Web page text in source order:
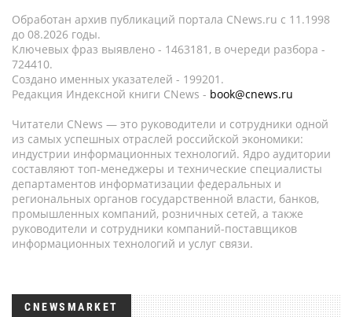
Обработан архив публикаций портала CNews.ru c 11.1998
до 08.2026 годы.
Ключевых фраз выявлено - 1463181, в очереди разбора -
724410.
Создано именных указателей - 199201.
Редакция Индексной книги CNews - book@cnews.ru
Читатели CNews — это руководители и сотрудники одной
из самых успешных отраслей российской экономики:
индустрии информационных технологий. Ядро аудитории
составляют топ-менеджеры и технические специалисты
департаментов информатизации федеральных и
региональных органов государственной власти, банков,
промышленных компаний, розничных сетей, а также
руководители и сотрудники компаний-поставщиков
информационных технологий и услуг связи.
CNEWSMARKET